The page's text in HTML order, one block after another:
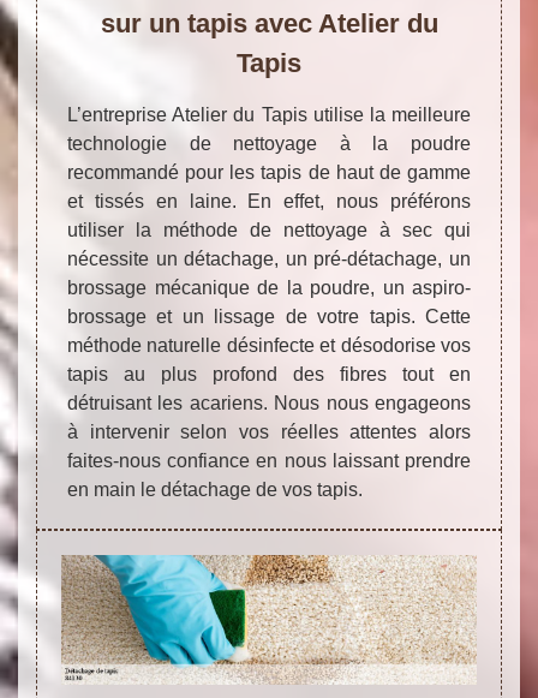
sur un tapis avec Atelier du
Tapis
L’entreprise Atelier du Tapis utilise la meilleure
technologie de nettoyage à la poudre
recommandé pour les tapis de haut de gamme
et tissés en laine. En effet, nous préférons
utiliser la méthode de nettoyage à sec qui
nécessite un détachage, un pré-détachage, un
brossage mécanique de la poudre, un aspiro-
brossage et un lissage de votre tapis. Cette
méthode naturelle désinfecte et désodorise vos
tapis au plus profond des fibres tout en
détruisant les acariens. Nous nous engageons
à intervenir selon vos réelles attentes alors
faites-nous confiance en nous laissant prendre
en main le détachage de vos tapis.